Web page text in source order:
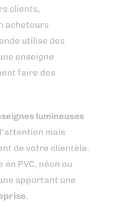
clients,
acheteurs
utilise des
enseigne
faire des
lumineuses
mais
de votre clientèle.
PVC, néon ou
apportant une
.